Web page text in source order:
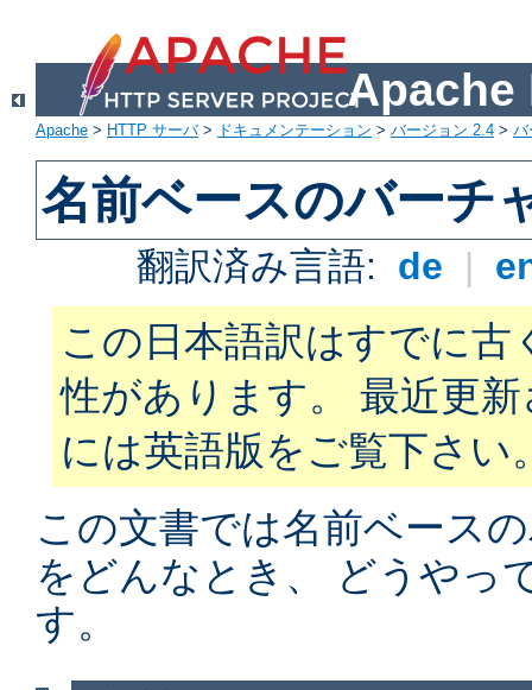
Apache
Apache > HTTP サーバ> ドキュメンテーション > バージョン 2.4 > バ
名前ベースのバーチ
翻訳済み言語: de |
この日本語訳はすでに古
性があります。 最近更
には英語版をご覧下さい
この文書では名前ベース
をどんなとき、 どうやっ
す。